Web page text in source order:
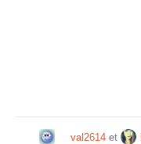
val2614 et